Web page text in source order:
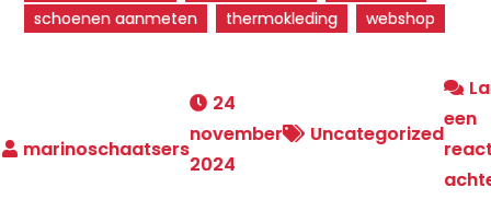
schoenen aanmeten
thermokleding webshop
24
november
2024
Uncategorized
een